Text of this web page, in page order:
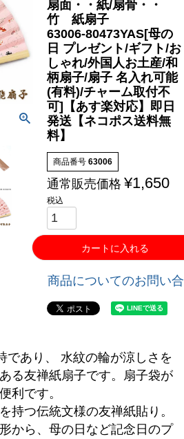
扇面・・紙/扇骨・・
竹 紙扇子
63006-80473YAS[母の
日 プレゼント/ギフト/お
しゃれ/外国人お土産/和
柄扇子/扇子 名入れ可能
(有料)/チャーム取付不
可]【あす楽対応】即日
発送【ネコポス送料無
料】
商品番号 63006
通常販売価格 ¥1,650
税込
カートに入れる
商品についてのお問い
であり、 水紋の輪が涼しさを
る友禅紙扇子です。扇子袋が
利です。
持つ伝統文様の友禅紙貼り。
から、母の日など記念日のプ